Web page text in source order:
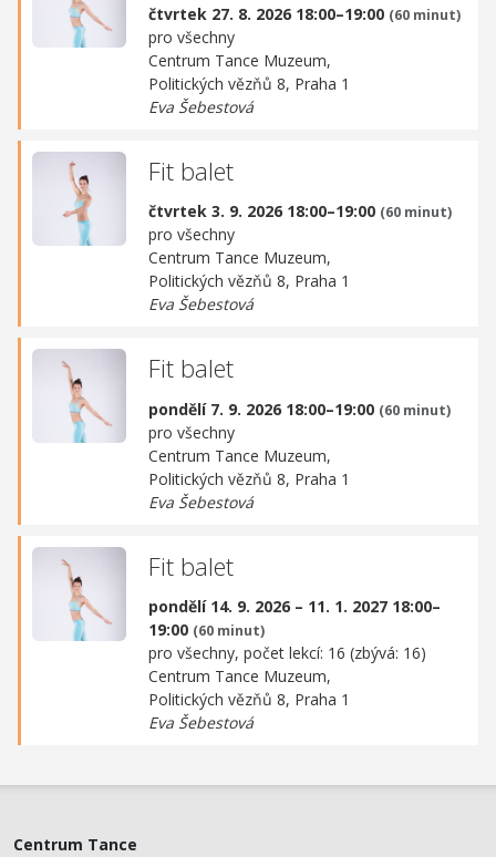
čtvrtek 27. 8. 2026 18:00–19:00 (60 minut)
pro všechny
Centrum Tance Muzeum,
Politických vězňů 8, Praha 1
Eva Šebestová
Fit balet
čtvrtek 3. 9. 2026 18:00–19:00 (60 minut)
pro všechny
Centrum Tance Muzeum,
Politických vězňů 8, Praha 1
Eva Šebestová
Fit balet
pondělí 7. 9. 2026 18:00–19:00 (60 minut)
pro všechny
Centrum Tance Muzeum,
Politických vězňů 8, Praha 1
Eva Šebestová
Fit balet
pondělí 14. 9. 2026 – 11. 1. 2027 18:00–
19:00 (60 minut)
pro všechny, počet lekcí: 16 (zbývá: 16)
Centrum Tance Muzeum,
Politických vězňů 8, Praha 1
Eva Šebestová
Centrum Tance